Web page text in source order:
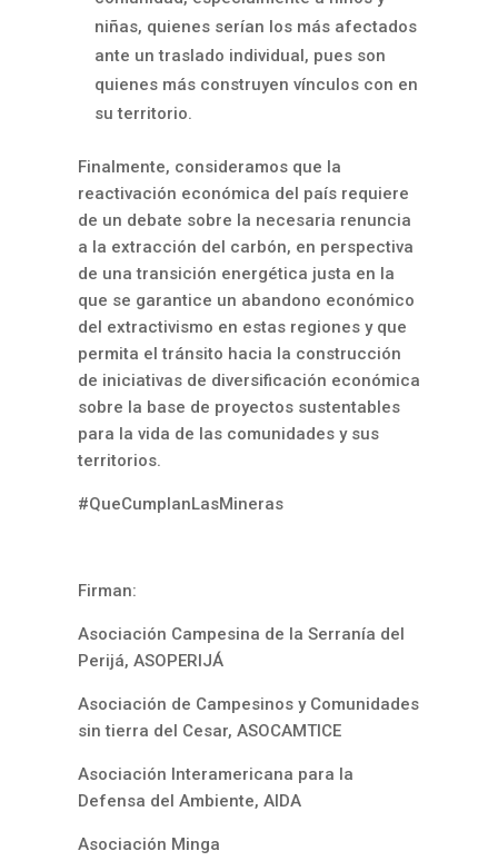
niñas, quienes serían los más afectados
ante un traslado individual, pues son
quienes más construyen vínculos con en
su territorio.
Finalmente, consideramos que la
reactivación económica del país requiere
de un debate sobre la necesaria renuncia
a la extracción del carbón, en perspectiva
de una transición energética justa en la
que se garantice un abandono económico
del extractivismo en estas regiones y que
permita el tránsito hacia la construcción
de iniciativas de diversificación económica
sobre la base de proyectos sustentables
para la vida de las comunidades y sus
territorios.
#QueCumplanLasMineras
Firman:
Asociación Campesina de la Serranía del
Perijá, ASOPERIJÁ
Asociación de Campesinos y Comunidades
sin tierra del Cesar, ASOCAMTICE
Asociación Interamericana para la
Defensa del Ambiente, AIDA
Asociación Minga